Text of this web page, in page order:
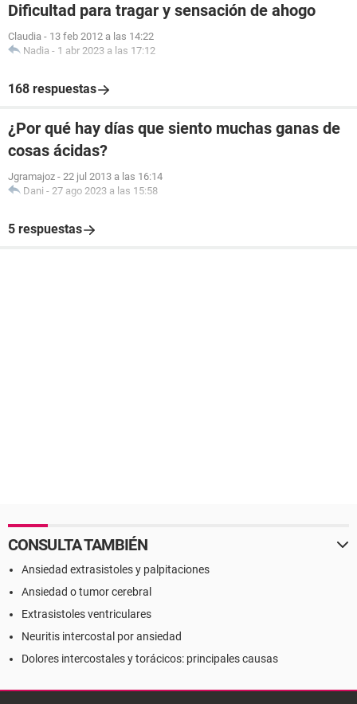
Dificultad para tragar y sensación de ahogo
Claudia - 13 feb 2012 a las 14:22
Nadia - 1 abr 2023 a las 17:12
168 respuestas
¿Por qué hay días que siento muchas ganas de
cosas ácidas?
Jgramajoz - 22 jul 2013 a las 16:14
Dani - 27 ago 2023 a las 15:58
5 respuestas
CONSULTA TAMBIÉN
Ansiedad extrasistoles y palpitaciones
Ansiedad o tumor cerebral
Extrasistoles ventriculares
Neuritis intercostal por ansiedad
Dolores intercostales y torácicos: principales causas